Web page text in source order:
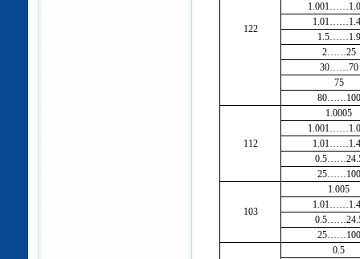
122
1.5……1.9
2……25
30……70
75
80……100
112
1.0005
25……100
103
1.005
25……100
0.5